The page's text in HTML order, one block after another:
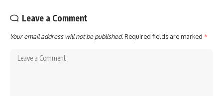
Leave a Comment
Your email address will not be published.Required fields are marked *